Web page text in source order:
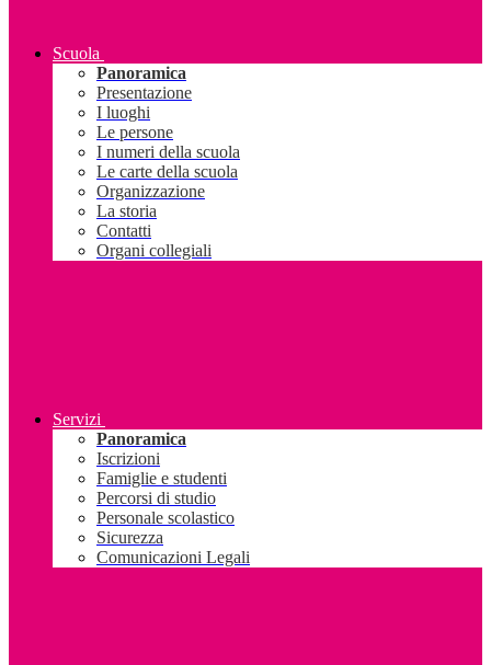
Scuola
Panoramica
Presentazione
I luoghi
Le persone
I numeri della scuola
Le carte della scuola
Organizzazione
La storia
Contatti
Organi collegiali
Servizi
Panoramica
Iscrizioni
Famiglie e studenti
Percorsi di studio
Personale scolastico
Sicurezza
Comunicazioni Legali